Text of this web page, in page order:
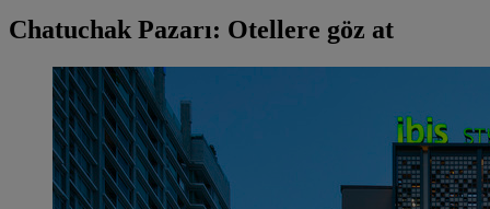
Chatuchak Pazarı: Otellere göz at